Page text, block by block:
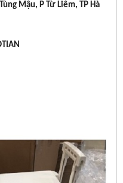
Mậu, P Từ Liêm, TP Hà